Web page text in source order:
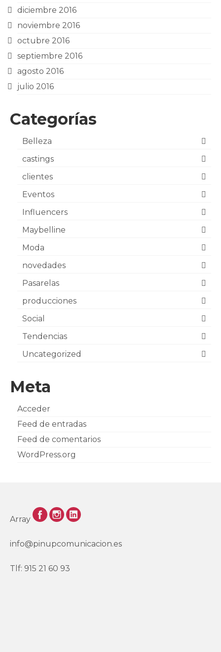
diciembre 2016
noviembre 2016
octubre 2016
septiembre 2016
agosto 2016
julio 2016
Categorías
Belleza
castings
clientes
Eventos
Influencers
Maybelline
Moda
novedades
Pasarelas
producciones
Social
Tendencias
Uncategorized
Meta
Acceder
Feed de entradas
Feed de comentarios
WordPress.org
Array
info@pinupcomunicacion.es
Tlf: 915 21 60 93